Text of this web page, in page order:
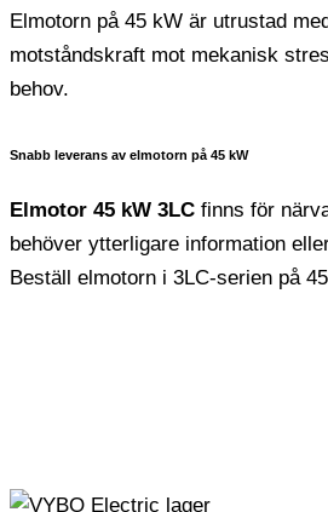
Elmotorn på 45 kW är utrustad
motståndskraft mot mekanisk
behov.
Snabb leverans av elmotorn på 45 kW
Elmotor 45 kW 3LC finns för
behöver ytterligare information
Beställ elmotorn i 3LC-serien på